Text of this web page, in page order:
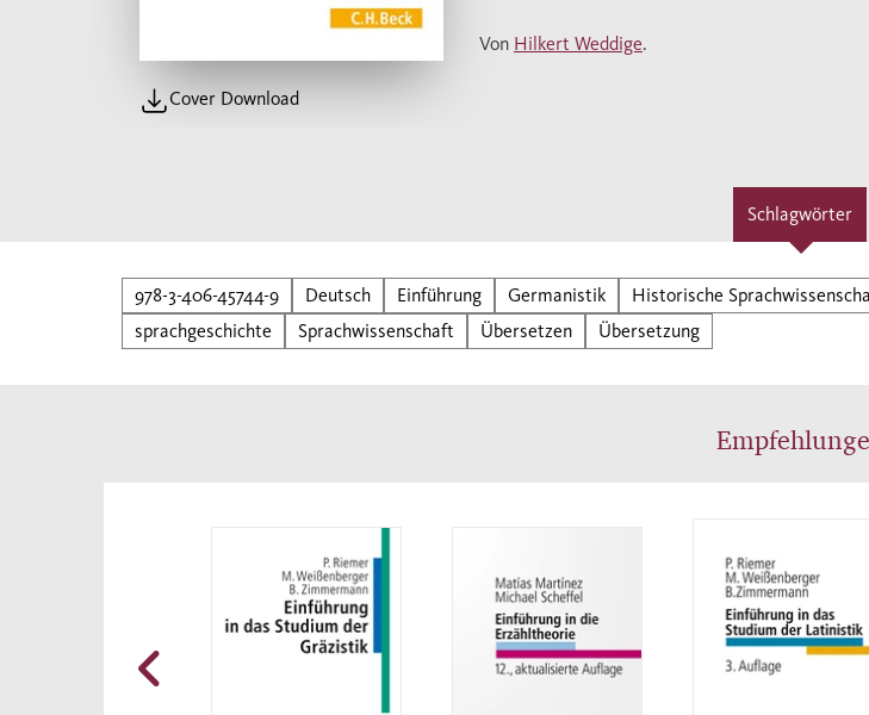
Cover Download
Von Hilkert Weddige.
Schlagwörter
978-3-406-45744-9 Deutsch Einführung Germanistik Historische
sprachgeschichte
Sprachwissenschaft Übersetzen Übersetzung